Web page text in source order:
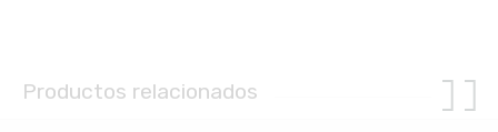
Productos relacionados